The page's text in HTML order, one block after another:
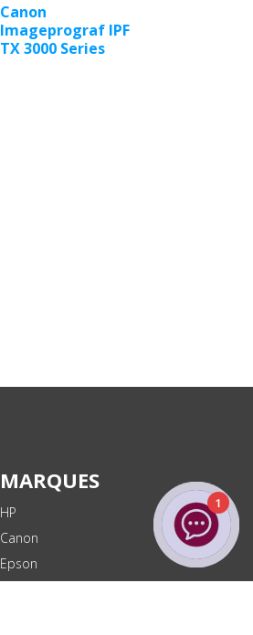
Canon
Imageprograf IPF
TX 3000 Series
MARQUES
HP
Canon
Epson
1